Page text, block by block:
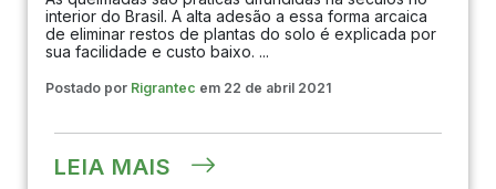
interior do Brasil. A alta adesão a essa forma arcaica
de eliminar restos de plantas do solo é explicada por
sua facilidade e custo baixo. ...
Postado por Rigrantec em 22 de abril 2021
LEIA MAIS